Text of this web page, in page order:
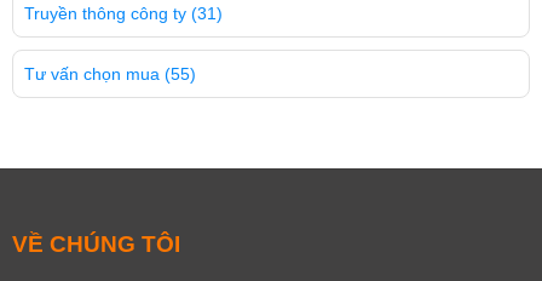
Truyền thông công ty (31)
Tư vấn chọn mua (55)
VỀ CHÚNG TÔI